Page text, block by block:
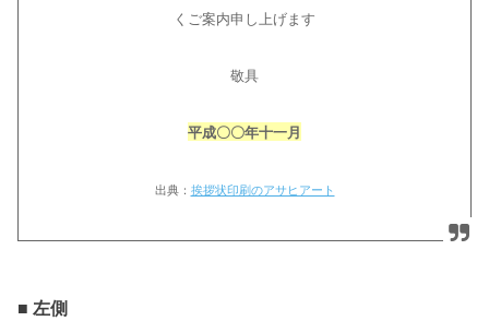
くご案内申し上げます
敬具
平成〇〇年十一月
出典： 挨拶状印刷のアサヒアート
■ 左側